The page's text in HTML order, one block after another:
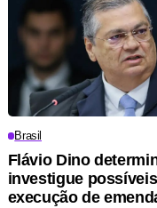
Brasil
Flávio Dino
investigue
execução de